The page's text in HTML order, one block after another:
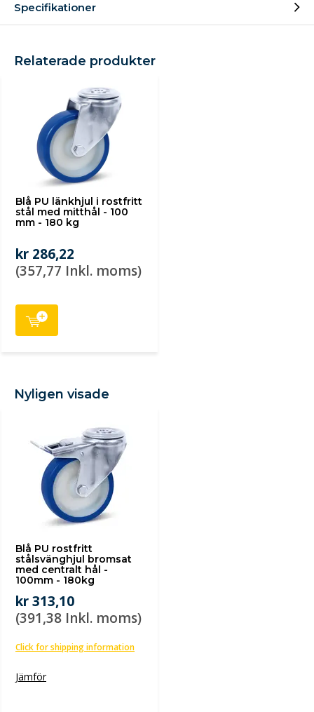
Specifikationer
Relaterade produkter
Blå PU länkhjul i rostfritt
stål med mitthål - 100
mm - 180 kg
kr 286,22
(357,77 Inkl. moms)
Nyligen visade
Blå PU rostfritt
stålsvänghjul bromsat
med centralt hål -
100mm - 180kg
kr 313,10
(391,38 Inkl. moms)
Click for shipping information
Jämför